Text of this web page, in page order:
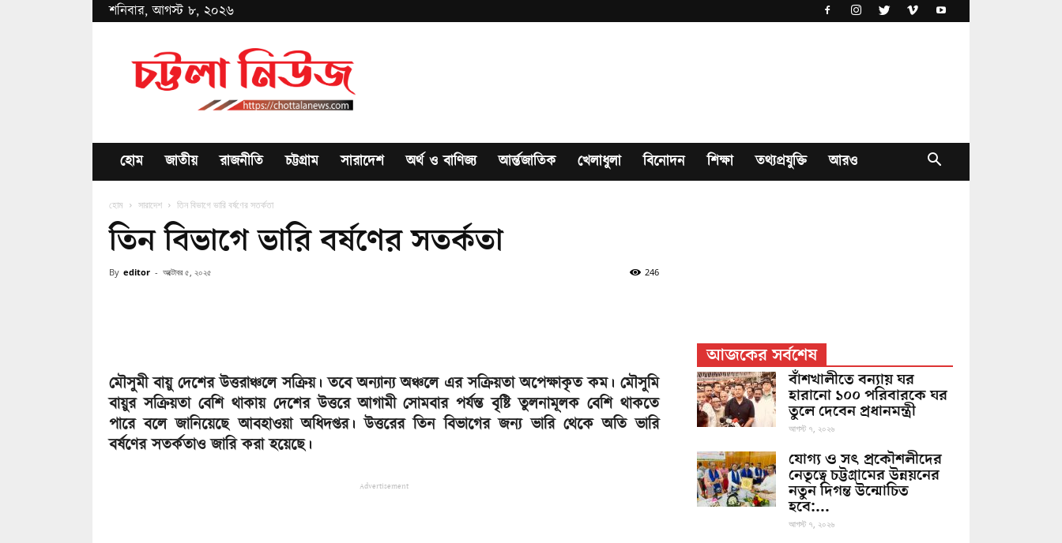
শনিবার, আগস্ট ৮, ২০২৬
Chottala
News
হোম জাতীয় রাজনীতি চট্টগ্রাম সারাদেশ অর্থ ও বাণিজ্য আর্ন্তজাতিক খেলাধুলা বিনোদন শিক্ষা তথ্যপ্রযুক্তি আরও
হোম সারাদেশ তিন বিভাগে ভারি বর্ষণের সতর্কতা
তিন বিভাগে ভারি বর্ষণের সতর্কতা
By editor - অক্টোবর ৫, ২০২৫ 246
মৌসুমী বায়ু দেশের উত্তরাঞ্চলে সক্রিয়। তবে অন্যান্য অঞ্চলে এর সক্রিয়তা অপেক্ষাকৃত কম। মৌসুমি
বায়ুর সক্রিয়তা বেশি থাকায় দেশের উত্তরে আগামী সোমবার পর্যন্ত বৃষ্টি তুলনামূলক বেশি থাকতে
পারে বলে জানিয়েছে আবহাওয়া অধিদপ্তর। উত্তরের তিন বিভাগের জন্য ভারি থেকে অতি ভারি
বর্ষণের সতর্কতাও জারি করা হয়েছে।
Advertisement
আজকের সর্বশেষ
বাঁশখালীতে বন্যায় ঘর
হারানো ১০০ পরিবারকে ঘর
তুলে দেবেন প্রধানমন্ত্রী
আগস্ট ৭, ২০২৬
যোগ্য ও সৎ প্রকৌশলীদের
নেতৃত্বে চট্টগ্রামের উন্নয়নের
নতুন দিগন্ত উন্মোচিত
হবে:...
আগস্ট ৭, ২০২৬